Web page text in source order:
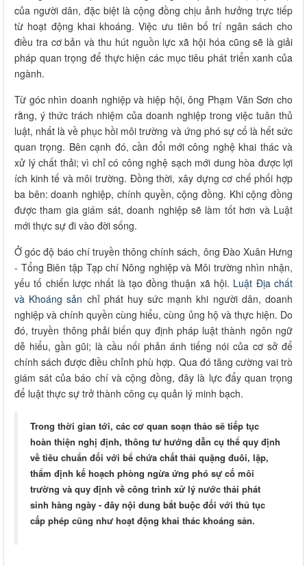
của người dân, đặc biệt là cộng đồng chịu ảnh hưởng trực tiếp
từ hoạt động khai khoáng. Việc ưu tiên bố trí ngân sách cho
điều tra cơ bản và thu hút nguồn lực xã hội hóa cũng sẽ là giải
pháp quan trọng để thực hiện các mục tiêu phát triển xanh của
ngành.
Từ góc nhìn doanh nghiệp và hiệp hội, ông Phạm Văn Sơn cho
rằng, ý thức trách nhiệm của doanh nghiệp trong việc tuân thủ
luật, nhất là về phục hồi môi trường và ứng phó sự cố là hết sức
quan trọng. Bên cạnh đó, cần đổi mới công nghệ khai thác và
xử lý chất thải; vì chỉ có công nghệ sạch mới dung hòa được lợi
ích kinh tế và môi trường. Đồng thời, xây dựng cơ chế phối hợp
ba bên: doanh nghiệp, chính quyền, cộng đồng. Khi cộng đồng
được tham gia giám sát, doanh nghiệp sẽ làm tốt hơn và Luật
mới thực sự đi vào đời sống.
Ở góc độ báo chí truyền thông chính sách, ông Đào Xuân Hưng
- Tổng Biên tập Tạp chí Nông nghiệp và Môi trường nhìn nhận,
yếu tố chiến lược nhất là tạo đồng thuận xã hội. Luật Địa chất
và Khoáng sản chỉ phát huy sức mạnh khi người dân, doanh
nghiệp và chính quyền cùng hiểu, cùng ủng hộ và thực hiện. Do
đó, truyền thông phải biến quy định pháp luật thành ngôn ngữ
dễ hiểu, gần gũi; là cầu nối phản ánh tiếng nói của cơ sở để
chính sách được điều chỉnh phù hợp. Qua đó tăng cường vai trò
giám sát của báo chí và cộng đồng, đây là lực đẩy quan trọng
để luật thực sự trở thành công cụ quản lý minh bạch.
Trong thời gian tới, các cơ quan soạn thảo sẽ tiếp tục
hoàn thiện nghị định, thông tư hướng dẫn cụ thể quy định
về tiêu chuẩn đối với bể chứa chất thải quặng đuôi, lập,
thẩm định kế hoạch phòng ngừa ứng phó sự cố môi
trường và quy định về công trình xử lý nước thải phát
sinh hàng ngày - đây nội dung bắt buộc đối với thủ tục
cấp phép cũng như hoạt động khai thác khoáng sản.